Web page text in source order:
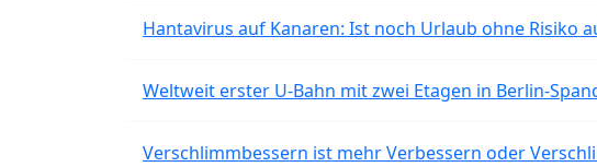
Hantavirus auf Kanaren: Ist noch Urlaub ohne Risiko
Weltweit erster U-Bahn mit zwei Etagen in Berlin-
Verschlimmbessern ist mehr Verbessern oder